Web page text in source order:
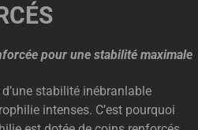
pour une stabilité maximale
stabilité inébranlable
intenses. C’est pourquoi